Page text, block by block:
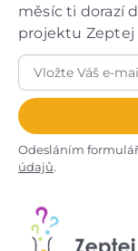
měsíc ti dorazí
projektu Zeptej
Odesláním
údajů.